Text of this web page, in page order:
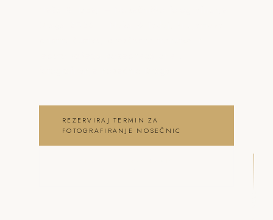
REZERVIRAJ TERMIN ZA
FOTOGRAFIRANJE NOSEČNIC